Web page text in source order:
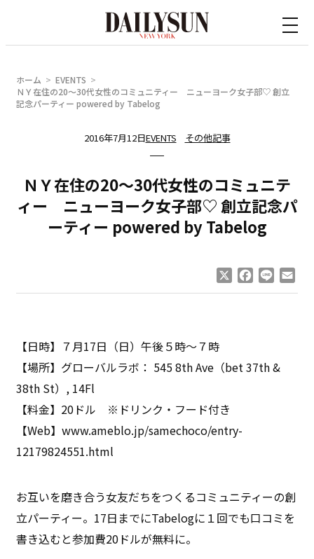
ホーム
EVENTS
ＮＹ在住の20～30代女性のコミュニティー ニューヨーク女子部♡ 創立
記念パーティー powered by Tabelog
2016年7月12日EVENTS その他記事
ＮＹ在住の20～30代女性のコミュニテ
ィー ニューヨーク女子部♡ 創立記念パ
ーティー powered by Tabelog
Facebook
Line
【日時】７月17日（日）午後５時～７時
【場所】グローバルラボ： 545 8th Ave（bet 37th &
38th St）, 14Fl
【料金】20ドル ※ドリンク・フード付き
【Web】www.ameblo.jp/samechoco/entry-
12179824551.html
お互いを磨き合う女友だちをつくるコミュニティーの創
立パーティー。17日までにTabelogに１回でも口コミを
書き込むと参加費20ドルが無料に。